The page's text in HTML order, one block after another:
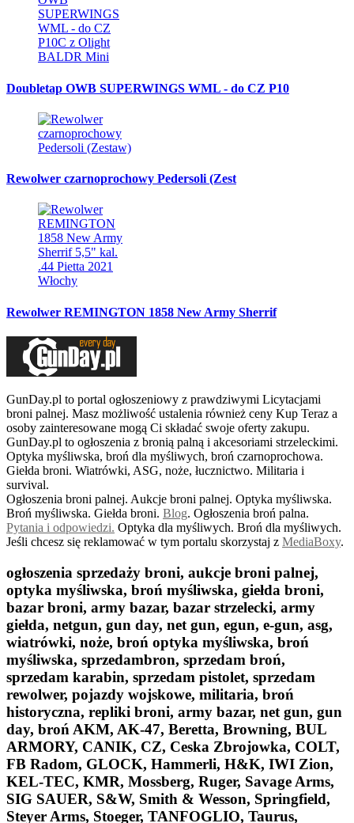
Doubletap OWB SUPERWINGS WML - do CZ P10
Rewolwer czarnoprochowy Pedersoli (Zest
Rewolwer REMINGTON 1858 New Army Sherrif
GunDay.pl to portal ogłoszeniowy z prawdziwymi Licytacjami
broni palnej. Masz możliwość ustalenia również ceny Kup Teraz a
osoby zainteresowane mogą Ci składać swoje oferty zakupu.
GunDay.pl to ogłoszenia z bronią palną i akcesoriami strzeleckimi.
Optyka myśliwska, broń dla myśliwych, broń czarnoprochowa.
Giełda broni. Wiatrówki, ASG, noże, łucznictwo. Militaria i
survival.
Ogłoszenia broni palnej. Aukcje broni palnej. Optyka myśliwska.
Broń myśliwska. Giełda broni. Blog. Ogłoszenia broń palna.
Pytania i odpowiedzi. Optyka dla myśliwych. Broń dla myśliwych.
Jeśli chcesz się reklamować w tym portalu skorzystaj z MediaBoxy.
ogłoszenia sprzedaży broni, aukcje broni palnej,
optyka myśliwska, broń myśliwska, giełda broni,
bazar broni, army bazar, bazar strzelecki, army
giełda, netgun, gun day, net gun, egun, e-gun, asg,
wiatrówki, noże, broń optyka myśliwska, broń
myśliwska, sprzedambron, sprzedam broń,
sprzedam karabin, sprzedam pistolet, sprzedam
rewolwer, pojazdy wojskowe, militaria, broń
historyczna, repliki broni, army bazar, net gun, gun
day, broń AKM, AK-47, Beretta, Browning, BUL
ARMORY, CANIK, CZ, Ceska Zbrojowka, COLT,
FB Radom, GLOCK, Hammerli, H&K, IWI Zion,
KEL-TEC, KMR, Mossberg, Ruger, Savage Arms,
SIG SAUER, S&W, Smith & Wesson, Springfield,
Steyer Arms, Stoeger, TANFOGLIO, Taurus,